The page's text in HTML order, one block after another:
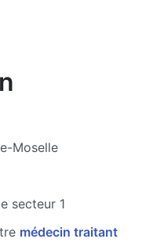
Moselle
secteur 1
médecin traitant